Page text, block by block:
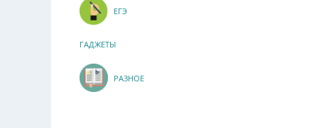
ЕГЭ
ГАДЖЕТЫ
РАЗНОЕ